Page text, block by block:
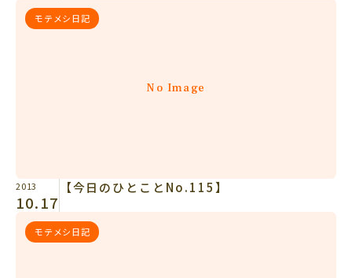
No Image
モテメシ日記
2013
10.17
【今日のひとことNo.115】
モテメシ日記